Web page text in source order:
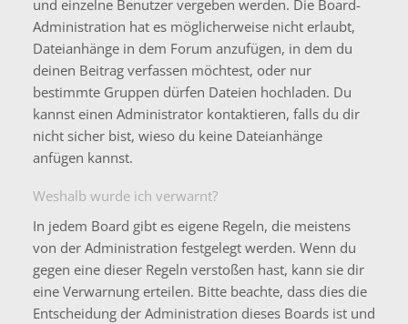
und einzelne Benutzer vergeben werden. Die Board-
Administration hat es möglicherweise nicht erlaubt,
Dateianhänge in dem Forum anzufügen, in dem du
deinen Beitrag verfassen möchtest, oder nur
bestimmte Gruppen dürfen Dateien hochladen. Du
kannst einen Administrator kontaktieren, falls du dir
nicht sicher bist, wieso du keine Dateianhänge
anfügen kannst.
Weshalb wurde ich verwarnt?
In jedem Board gibt es eigene Regeln, die meistens
von der Administration festgelegt werden. Wenn du
gegen eine dieser Regeln verstoßen hast, kann sie dir
eine Verwarnung erteilen. Bitte beachte, dass dies die
Entscheidung der Administration dieses Boards ist und